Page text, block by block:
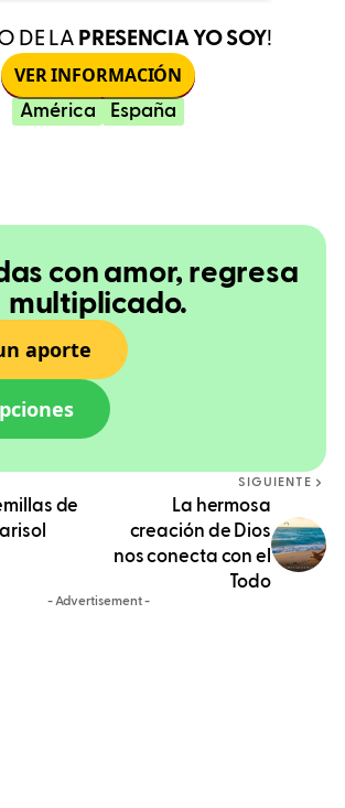
DE LA PRESENCIA YO SOY!
VER INFORMACIÓN
América España
con amor, regresa
multiplicado.
aporte
de
SIGUIENTE
La hermosa
creación de Dios
nos conecta con el
Todo
- Advertisement -